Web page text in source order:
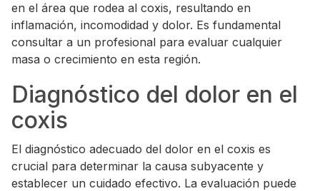
en el área que rodea al coxis, resultando en
inflamación, incomodidad y dolor. Es fundamental
consultar a un profesional para evaluar cualquier
masa o crecimiento en esta región.
Diagnóstico del dolor en el
coxis
El diagnóstico adecuado del dolor en el coxis es
crucial para determinar la causa subyacente y
establecer un cuidado efectivo. La evaluación puede